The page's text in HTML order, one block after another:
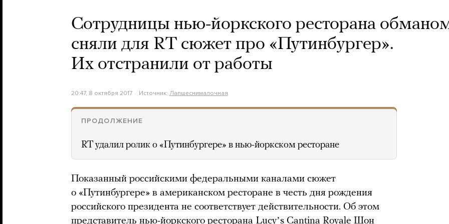
Сотрудницы нью-йоркского ресторана
сняли для RT сюжет про «Путинбургер».
Их отстранили от работы
20:47, 8 октября 2017 Источник: Лапшеснималочная
ПРОДОЛЖЕНИЕ
RT удалил ролик о «Путинбургере» в нью-йоркском ресторане
Показанный российскими федеральными каналами сюжет
о «Путинбургере» в американском ресторане в честь дня рождения
российского президента не соответствует действительности. Об этом
представитель нью-йоркского ресторана Lucyʼs Cantina Royale Шон